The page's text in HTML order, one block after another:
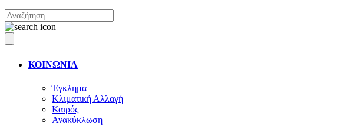
ΚΟΙΝΩΝΙΑ
Έγκλημα
Κλιματική Αλλαγή
Καιρός
Ανακύκλωση